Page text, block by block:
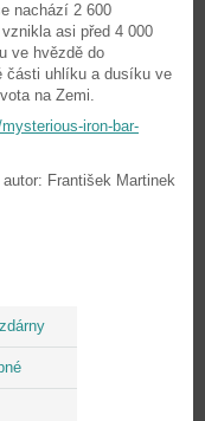
nachází 2 600
asi před 4 000
ve hvězdě do
části uhlíku a dusíku ve
na Zemi.
iron-bar-
autor: František Martinek